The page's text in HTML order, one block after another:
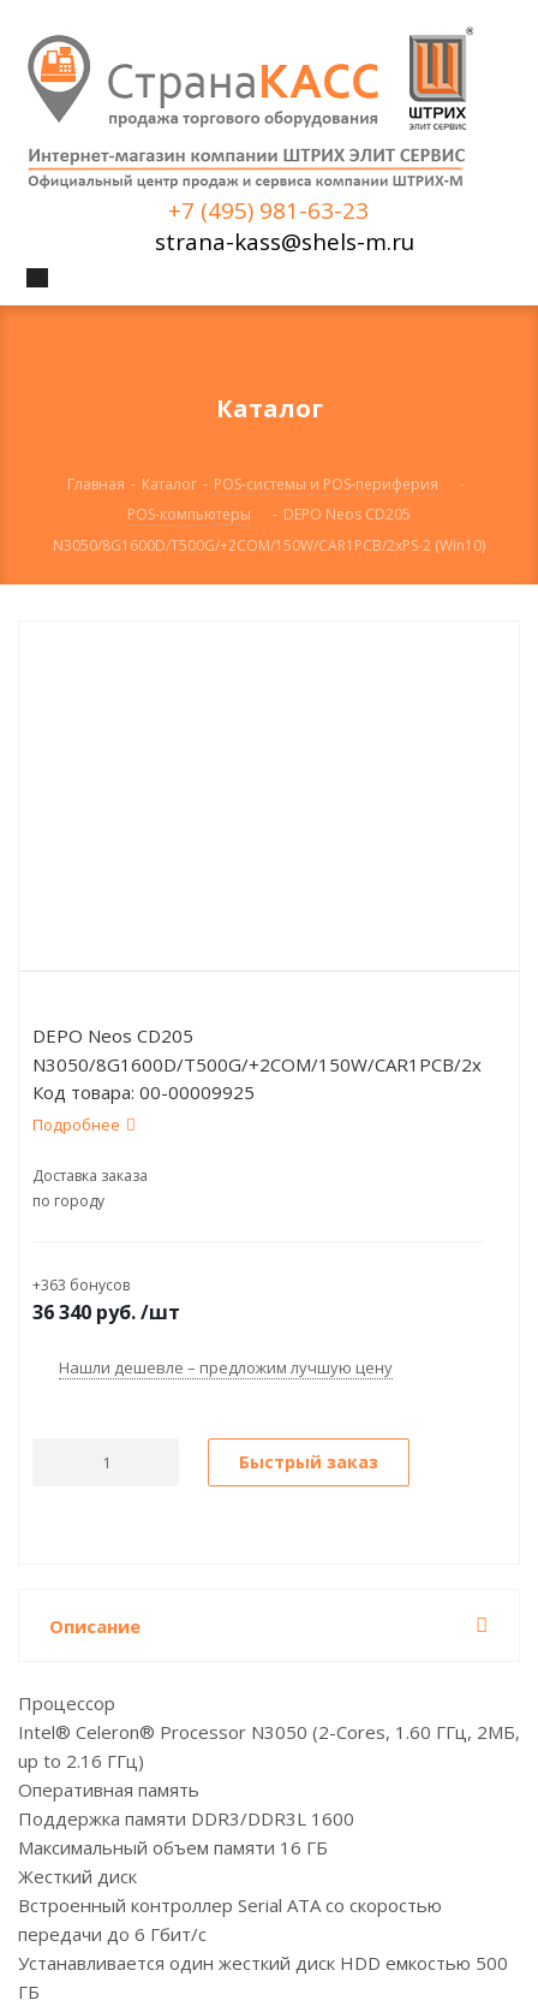
+7 (495) 981-63-23
strana-kass@shels-m.ru
Каталог
Главная - Каталог - POS-системы и POS-периферия
-
POS-компьютеры
- DEPO Neos CD205
N3050/8G1600D/T500G/+2COM/150W/CAR1PCB/2xPS-2 (Win10)
DEPO Neos CD205
N3050/8G1600D/T500G/+2COM/150W/CAR1PCB/2xPS-
2 (Win10)
Код товара: 00-00009925
Подробнее
Доставка заказа
по городу
+363 бонусов
36 340 руб./шт
Нашли дешевле – предложим лучшую цену
Быстрый заказ
Описание
Процессор
Intel® Celeron® Processor N3050 (2-Cores, 1.60 ГГц, 2МБ,
up to 2.16 ГГц)
Оперативная память
Поддержка памяти DDR3/DDR3L 1600
Максимальный объем памяти 16 ГБ
Жесткий диск
Встроенный контроллер Serial ATA со скоростью
передачи до 6 Гбит/с
Устанавливается один жесткий диск HDD емкостью 500
ГБ